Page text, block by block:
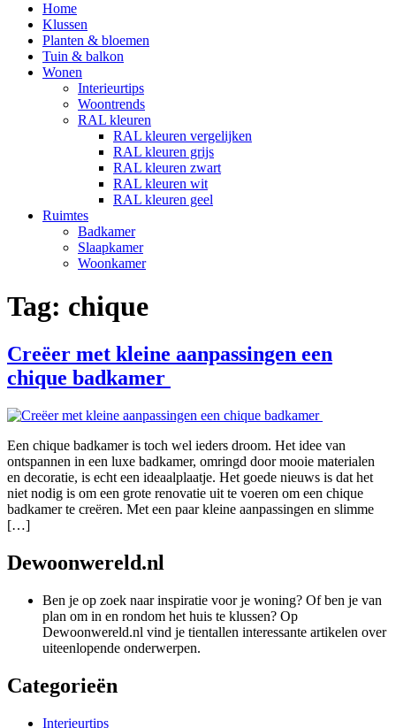
Home
Klussen
Planten & bloemen
Tuin & balkon
Wonen
Interieurtips
Woontrends
RAL kleuren
RAL kleuren vergelijken
RAL kleuren grijs
RAL kleuren zwart
RAL kleuren wit
RAL kleuren geel
Ruimtes
Badkamer
Slaapkamer
Woonkamer
Tag: chique
Creëer met kleine aanpassingen een
chique badkamer
Een chique badkamer is toch wel ieders droom. Het idee van
ontspannen in een luxe badkamer, omringd door mooie materialen
en decoratie, is echt een ideaalplaatje. Het goede nieuws is dat het
niet nodig is om een grote renovatie uit te voeren om een chique
badkamer te creëren. Met een paar kleine aanpassingen en slimme
[…]
Dewoonwereld.nl
Ben je op zoek naar inspiratie voor je woning? Of ben je van
plan om in en rondom het huis te klussen? Op
Dewoonwereld.nl vind je tientallen interessante artikelen over
uiteenlopende onderwerpen.
Categorieën
Interieurtips